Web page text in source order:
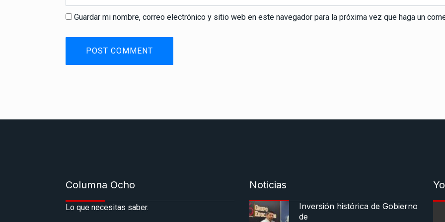
Guardar mi nombre, correo electrónico y sitio web en este navegador para la próxima vez que haga un
Columna Ocho
Lo que necesitas saber.
Noticias
Inversión histórica de Gobierno
de